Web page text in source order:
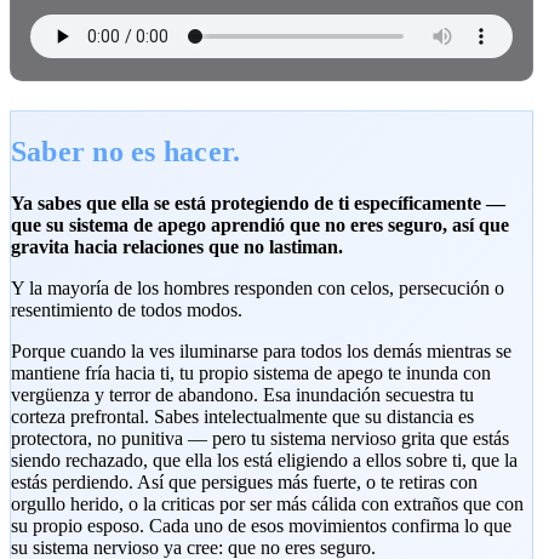
Saber no es hacer.
Ya sabes que ella se está protegiendo de ti específicamente —
que su sistema de apego aprendió que no eres seguro, así que
gravita hacia relaciones que no lastiman.
Y la mayoría de los hombres responden con celos, persecución o
resentimiento de todos modos.
Porque cuando la ves iluminarse para todos los demás mientras se
mantiene fría hacia ti, tu propio sistema de apego te inunda con
vergüenza y terror de abandono. Esa inundación secuestra tu
corteza prefrontal. Sabes intelectualmente que su distancia es
protectora, no punitiva — pero tu sistema nervioso grita que estás
siendo rechazado, que ella los está eligiendo a ellos sobre ti, que la
estás perdiendo. Así que persigues más fuerte, o te retiras con
orgullo herido, o la criticas por ser más cálida con extraños que con
su propio esposo. Cada uno de esos movimientos confirma lo que
su sistema nervioso ya cree: que no eres seguro.